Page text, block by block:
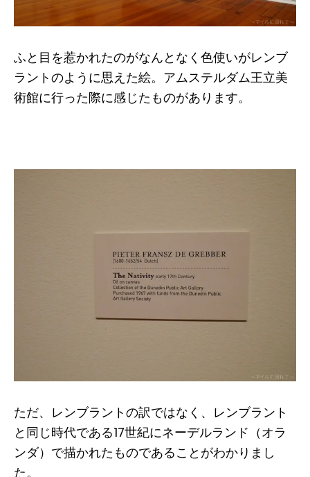
ふと目を惹かれたのがなんとなく色使いがレンブ
ラントのように思えた絵。アムステルダム王立美
術館に行った際に感じたものがあります。
ただ、レンブラントの訳ではなく、レンブラント
と同じ時代である17世紀にネーデルランド（オラ
ンダ）で描かれたものであることがわかりまし
た。